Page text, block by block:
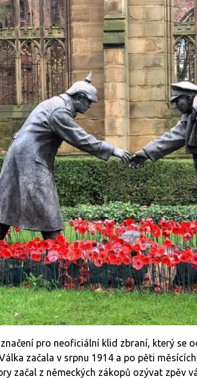
pro neoficiální klid zbraní, který se
začala v srpnu 1914 a po pěti
začal z německých zákopů ozývat zpěv